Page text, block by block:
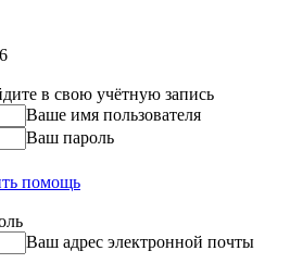
в свою учётную запись
Ваше имя пользователя
Ваш пароль
помощь
Ваш адрес электронной почты